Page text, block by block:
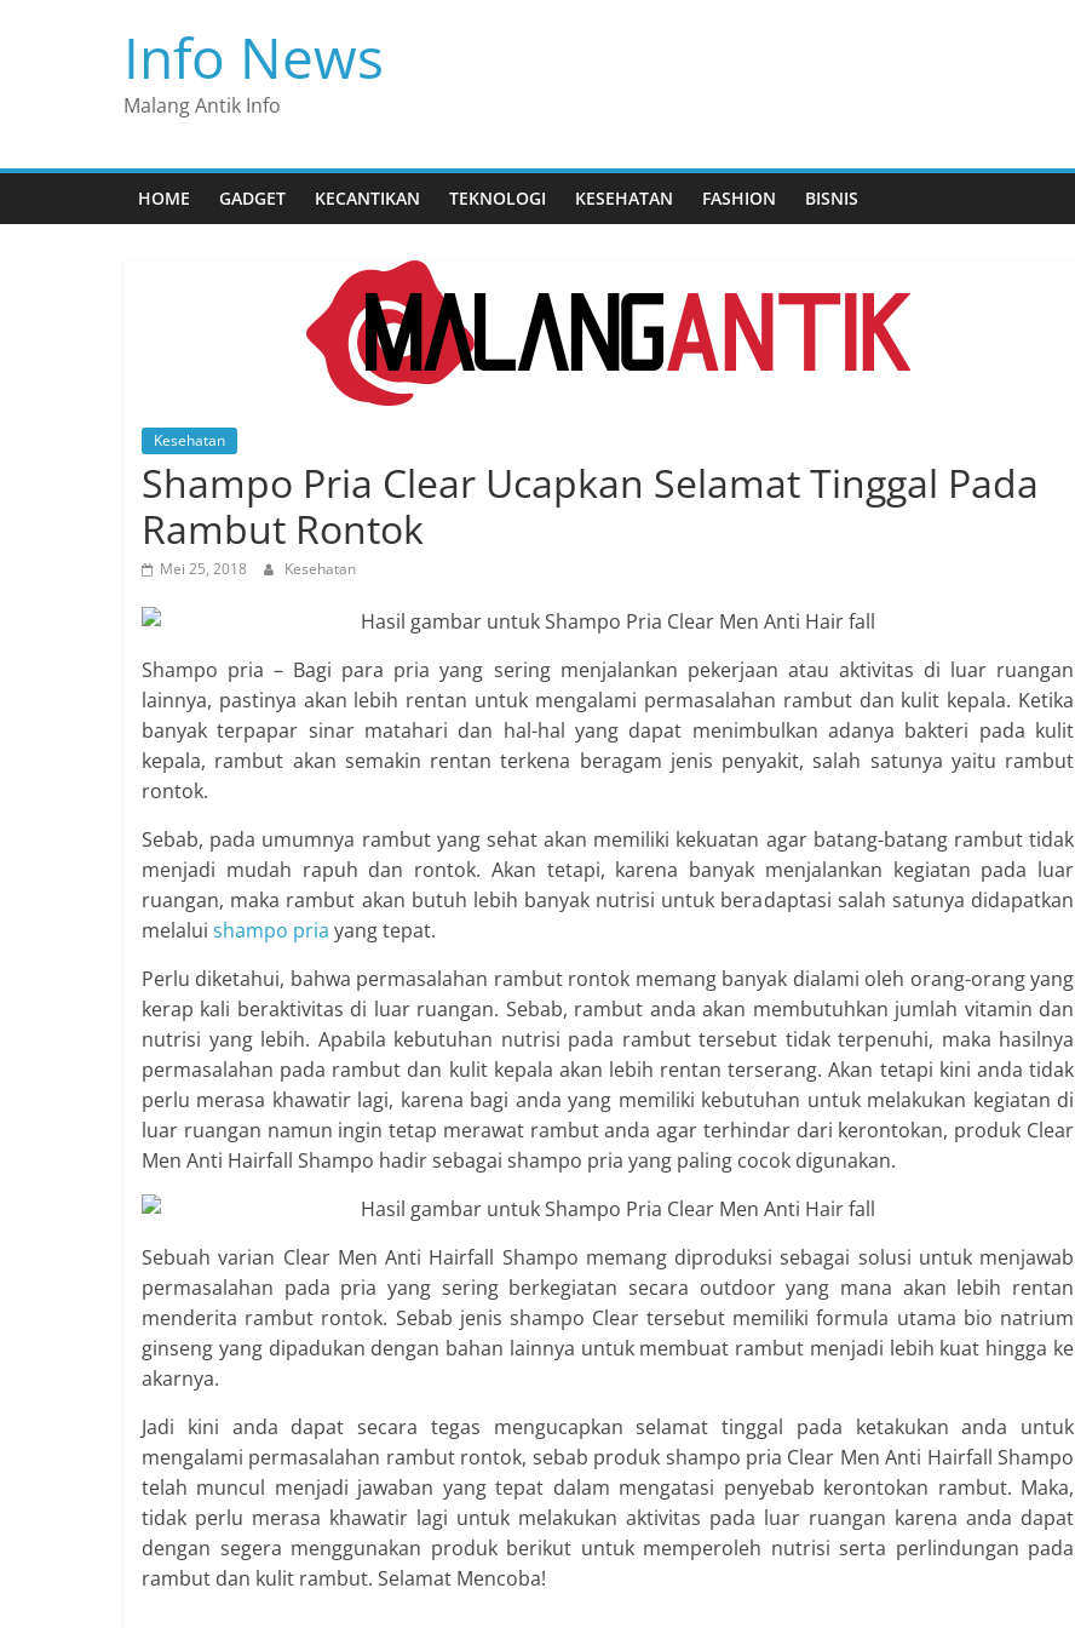
Info News
Malang Antik Info
HOME GADGET KECANTIKAN TEKNOLOGI KESEHATAN FASHION BISNIS
Kesehatan
Shampo Pria Clear Ucapkan Selamat Tinggal Pada
Rambut Rontok
Mei 25, 2018 Kesehatan
Shampo pria – Bagi para pria yang sering menjalankan pekerjaan atau aktivitas di luar ruangan
lainnya, pastinya akan lebih rentan untuk mengalami permasalahan rambut dan kulit kepala. Ketika
banyak terpapar sinar matahari dan hal-hal yang dapat menimbulkan adanya bakteri pada kulit
kepala, rambut akan semakin rentan terkena beragam jenis penyakit, salah satunya yaitu rambut
rontok.
Sebab, pada umumnya rambut yang sehat akan memiliki kekuatan agar batang-batang rambut tidak
menjadi mudah rapuh dan rontok. Akan tetapi, karena banyak menjalankan kegiatan pada luar
ruangan, maka rambut akan butuh lebih banyak nutrisi untuk beradaptasi salah satunya didapatkan
melalui shampo pria yang tepat.
Perlu diketahui, bahwa permasalahan rambut rontok memang banyak dialami oleh orang-orang yang
kerap kali beraktivitas di luar ruangan. Sebab, rambut anda akan membutuhkan jumlah vitamin dan
nutrisi yang lebih. Apabila kebutuhan nutrisi pada rambut tersebut tidak terpenuhi, maka hasilnya
permasalahan pada rambut dan kulit kepala akan lebih rentan terserang. Akan tetapi kini anda tidak
perlu merasa khawatir lagi, karena bagi anda yang memiliki kebutuhan untuk melakukan kegiatan di
luar ruangan namun ingin tetap merawat rambut anda agar terhindar dari kerontokan, produk Clear
Men Anti Hairfall Shampo hadir sebagai shampo pria yang paling cocok digunakan.
Sebuah varian Clear Men Anti Hairfall Shampo memang diproduksi sebagai solusi untuk menjawab
permasalahan pada pria yang sering berkegiatan secara outdoor yang mana akan lebih rentan
menderita rambut rontok. Sebab jenis shampo Clear tersebut memiliki formula utama bio natrium
ginseng yang dipadukan dengan bahan lainnya untuk membuat rambut menjadi lebih kuat hingga ke
akarnya.
Jadi kini anda dapat secara tegas mengucapkan selamat tinggal pada ketakukan anda untuk
mengalami permasalahan rambut rontok, sebab produk shampo pria Clear Men Anti Hairfall Shampo
telah muncul menjadi jawaban yang tepat dalam mengatasi penyebab kerontokan rambut. Maka,
tidak perlu merasa khawatir lagi untuk melakukan aktivitas pada luar ruangan karena anda dapat
dengan segera menggunakan produk berikut untuk memperoleh nutrisi serta perlindungan pada
rambut dan kulit rambut. Selamat Mencoba!